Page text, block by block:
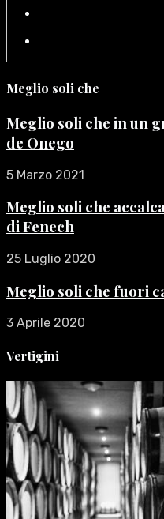
Meglio soli che
Meglio soli che in un
de Onego
5 Marzo 2021
Meglio soli che
di Fenech
25 Luglio 2020
Meglio soli che fuori
3 Aprile 2020
Vertigini